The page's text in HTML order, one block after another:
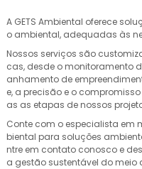
A GETS Ambiental oferece
o ambiental, adequadas às
Nossos serviços são
cas, desde o monitoramento
anhamento de
e, a precisão e o
as as etapas de nossos
Conte com o especialista em
biental para soluções
ntre em contato conosco e
a gestão sustentável do meio